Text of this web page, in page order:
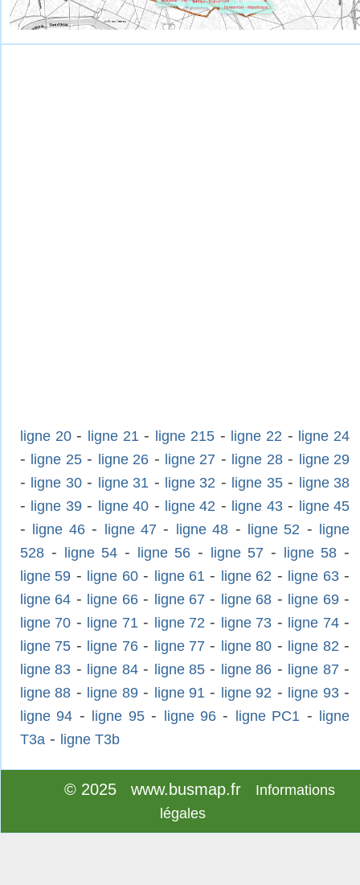
ligne 20- ligne 21 - ligne 215- ligne 22 - ligne 24
- ligne 25- ligne 26 - ligne 27 - ligne 28- ligne 29
- ligne 30- ligne 31 - ligne 32 - ligne 35- ligne 38
- ligne 39- ligne 40 - ligne 42 - ligne 43- ligne 45
- ligne 46- ligne 47 - ligne 48 - ligne 52 - ligne
528- ligne 54- ligne 56 - ligne 57 - ligne 58 -
ligne 59 - ligne 60- ligne 61 - ligne 62 - ligne 63-
ligne 64 - ligne 66- ligne 67 - ligne 68 - ligne 69-
ligne 70 - ligne 71 - ligne 72 - ligne 73 - ligne 74-
ligne 75 - ligne 76- ligne 77 - ligne 80 - ligne 82 -
ligne 83 - ligne 84- ligne 85 - ligne 86 - ligne 87 -
ligne 88 - ligne 89- ligne 91 - ligne 92 - ligne 93-
ligne 94 - ligne 95- ligne 96- ligne PC1 - ligne
T3a - ligne T3b
© 2025 www.busmap.fr
Informations
légales